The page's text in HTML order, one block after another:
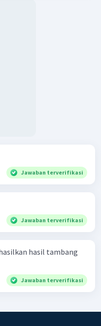
Jawaban terverifikasi
Jawaban terverifikasi
hasil tambang
Jawaban terverifikasi